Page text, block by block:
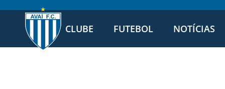
CLUBE FUTEBOL NOTÍCIAS